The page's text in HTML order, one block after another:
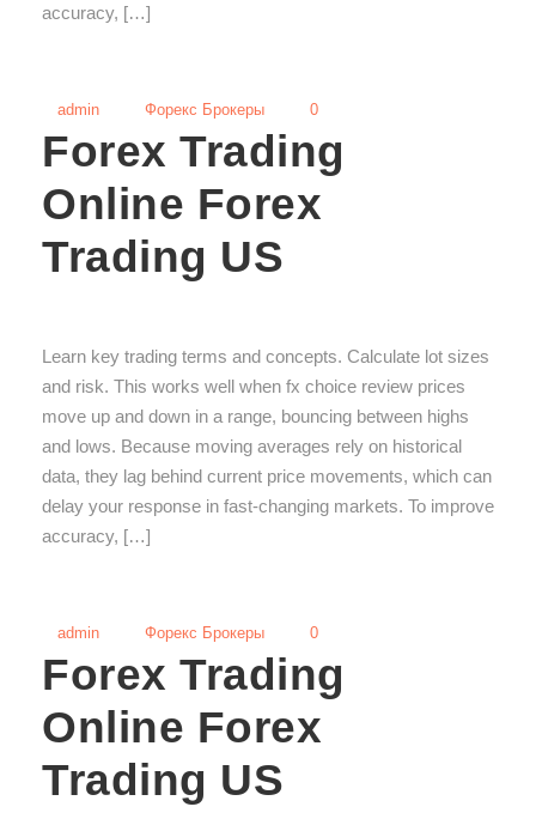
accuracy, […]
admin Форекс Брокеры 0
Forex Trading
Online Forex
Trading US
Learn key trading terms and concepts. Calculate lot sizes
and risk. This works well when fx choice review prices
move up and down in a range, bouncing between highs
and lows. Because moving averages rely on historical
data, they lag behind current price movements, which can
delay your response in fast-changing markets. To improve
accuracy, […]
admin Форекс Брокеры 0
Forex Trading
Online Forex
Trading US